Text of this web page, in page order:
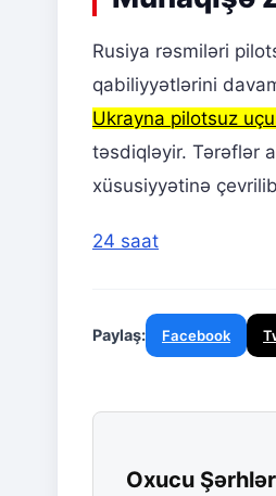
Rusiya rəsmiləri
qabiliyyətlərini
Ukrayna pilotsuz
təsdiqləyir. Tərəflər
xüsusiyyətinə
24 saat
Paylaş: Facebook
Oxucu